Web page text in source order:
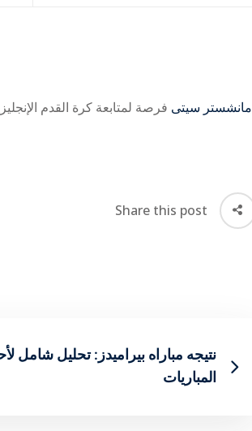
مباريات ‎مانشستر سيتى فرصة لمتابعة كرة القدم
Share this post
نتيجه مباراه بيراميدز: تحليل شامل
المباريات